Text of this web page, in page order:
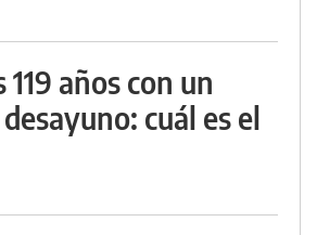
119 años con un
cuál es el